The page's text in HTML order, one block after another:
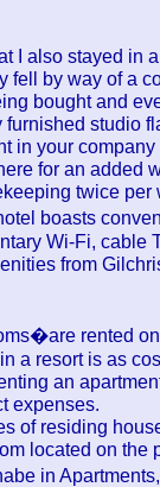
I also stayed in
fell by way of a
bought and
furnished studio
in your
for an added
twice
boasts
Wi-Fi, cable
from
rented
a resort is as
an
expenses.
of residing
located on the
in